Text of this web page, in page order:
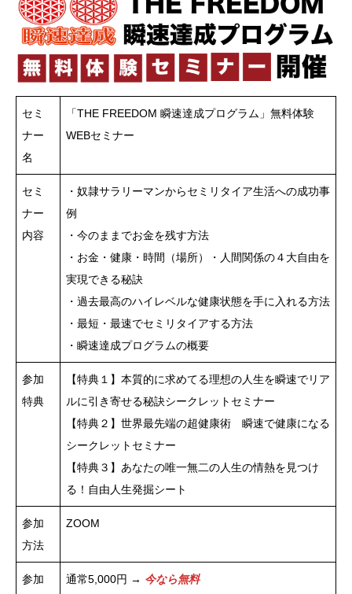
セミ
ナー
名
「THE FREEDOM 瞬速達成プログラム」無料体験
WEBセミナー
セミ
ナー
内容
・奴隷サラリーマンからセミリタイア生活への成功事
例
・今のままでお金を残す方法
・お金・健康・時間（場所）・人間関係の４大自由を
実現できる秘訣
・過去最高のハイレベルな健康状態を手に入れる方法
・最短・最速でセミリタイアする方法
・瞬速達成プログラムの概要
参加
特典
【特典１】本質的に求めてる理想の人生を瞬速でリア
ルに引き寄せる秘訣シークレットセミナー
【特典２】世界最先端の超健康術 瞬速で健康になる
シークレットセミナー
【特典３】あなたの唯一無二の人生の情熱を見つけ
る！自由人生発掘シート
参加
方法
ZOOM
参加
通常5,000円 → 今なら無料